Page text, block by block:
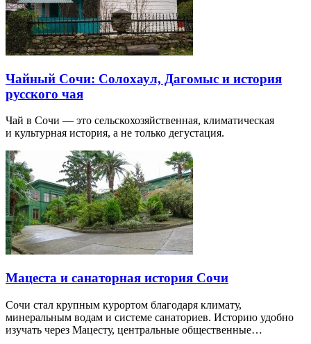
Чайный Сочи: Солохаул, Дагомыс и история
русского чая
Чай в Сочи — это сельскохозяйственная, климатическая
и культурная история, а не только дегустация.
Мацеста и санаторная история Сочи
Сочи стал крупным курортом благодаря климату,
минеральным водам и системе санаториев. Историю удобно
изучать через Мацесту, центральные общественные…